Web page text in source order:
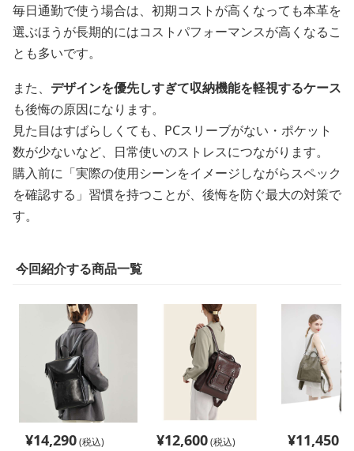
毎日通勤で使う場合は、初期コストが高くなっても本革を
選ぶほうが長期的にはコストパフォーマンスが高くなるこ
とも多いです。
また、 デザインを優先しすぎて収納機能を軽視するケース
も後悔の原因になります。
見た目はすばらしくても、PCスリーブがない・ポケット
数が少ないなど、日常使いのストレスにつながります。
購入前に「実際の使用シーンをイメージしながらスペック
を確認する」習慣を持つことが、後悔を防ぐ最大の対策で
す。
今回紹介する商品一覧
¥14,290(税込)
¥12,600(税込)
¥11,450